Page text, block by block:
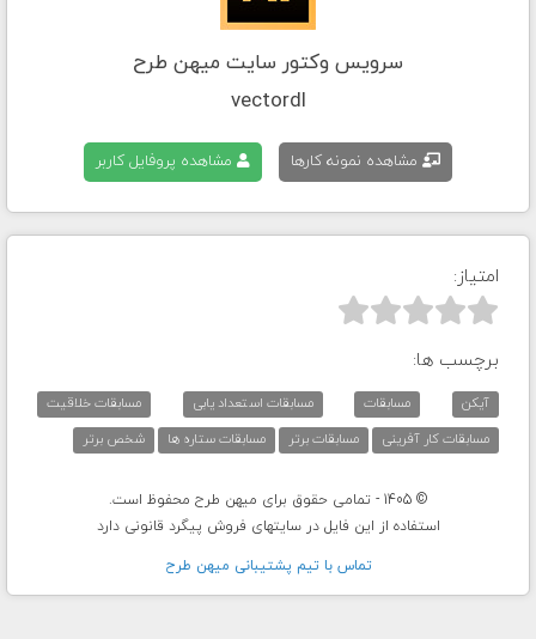
سرویس وکتور سایت میهن طرح
vectordl
مشاهده نمونه کارها مشاهده پروفایل کاربر
امتیاز:



برچسب ها:
آیکن مسابقات مسابقات استعداد یابی
مسابقات خلاقیت
مسابقات کار آفرینی
مسابقات برتر مسابقات ستاره ها شخص برتر
© 1405 - تمامی حقوق برای میهن طرح محفوظ است.
استفاده از این فایل در سایتهای فروش پیگرد قانونی دارد
تماس با تيم پشتيبانی ميهن طرح